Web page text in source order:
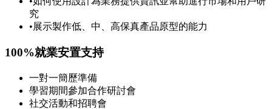
究
•展示製作低、中、高保真產品原型的能力
100%就業安置支持
一對一簡歷準備
學習期間參加合作研討會
社交活動和招聘會